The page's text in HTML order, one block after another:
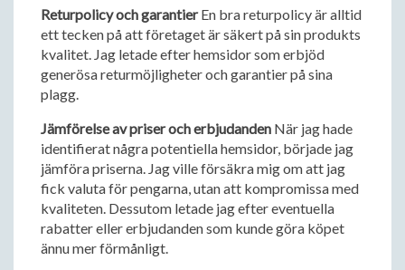
Returpolicy och garantierEn bra returpolicy är alltid
ett tecken på att företaget är säkert på sin produkts
kvalitet. Jag letade efter hemsidor som erbjöd
generösa returmöjligheter och garantier på sina
plagg.
Jämförelse av priser och erbjudanden När jag hade
identifierat några potentiella hemsidor, började jag
jämföra priserna. Jag ville försäkra mig om att jag
fick valuta för pengarna, utan att kompromissa med
kvaliteten. Dessutom letade jag efter eventuella
rabatter eller erbjudanden som kunde göra köpet
ännu mer förmånligt.